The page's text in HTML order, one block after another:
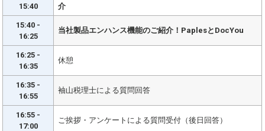
15:40
介
15:40 -
16:25
当社製品エンハンス機能のご紹介！PaplesとDocYou
16:25 -
16:35
休憩
16:35 -
16:55
袖山税理士による質問回答
16:55 -
17:00
ご挨拶・アンケートによる質問受付（後日回答）